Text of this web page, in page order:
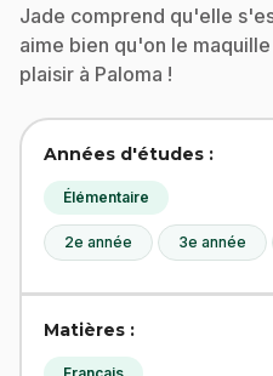
Jade comprend qu'elle
aime bien qu'on le
plaisir à Paloma !
Années d'études :
Élémentaire
2e année 3e année
Matières :